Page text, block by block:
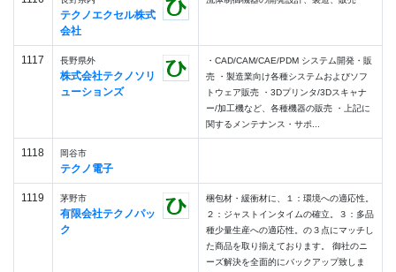
テクノエクセル株式
会社
1117 長野県外
株式会社テクノソリ
ューションズ
・CAD/CAM/CAE/PDM システム開発・販
売 ・製造業向け各種システムおよびソフ
トウェア販売 ・3Dプリンタ/3Dスキャナ
ー/加工機など、各種機器の販売 ・上記に
関するメンテナンス・サポ...
1118 岡谷市
テクノ電子
1119 茅野市
有限会社テクノパッ
ク
梱包材・緩衝材に、１：環境への適応性。
２：ジャストインタイムの確立。３：多品
種少量生産への適応性。の３点にマッチし
た商品を取り揃えております。 御社のニ
ーズ解決を全面的にバックアップ致しま